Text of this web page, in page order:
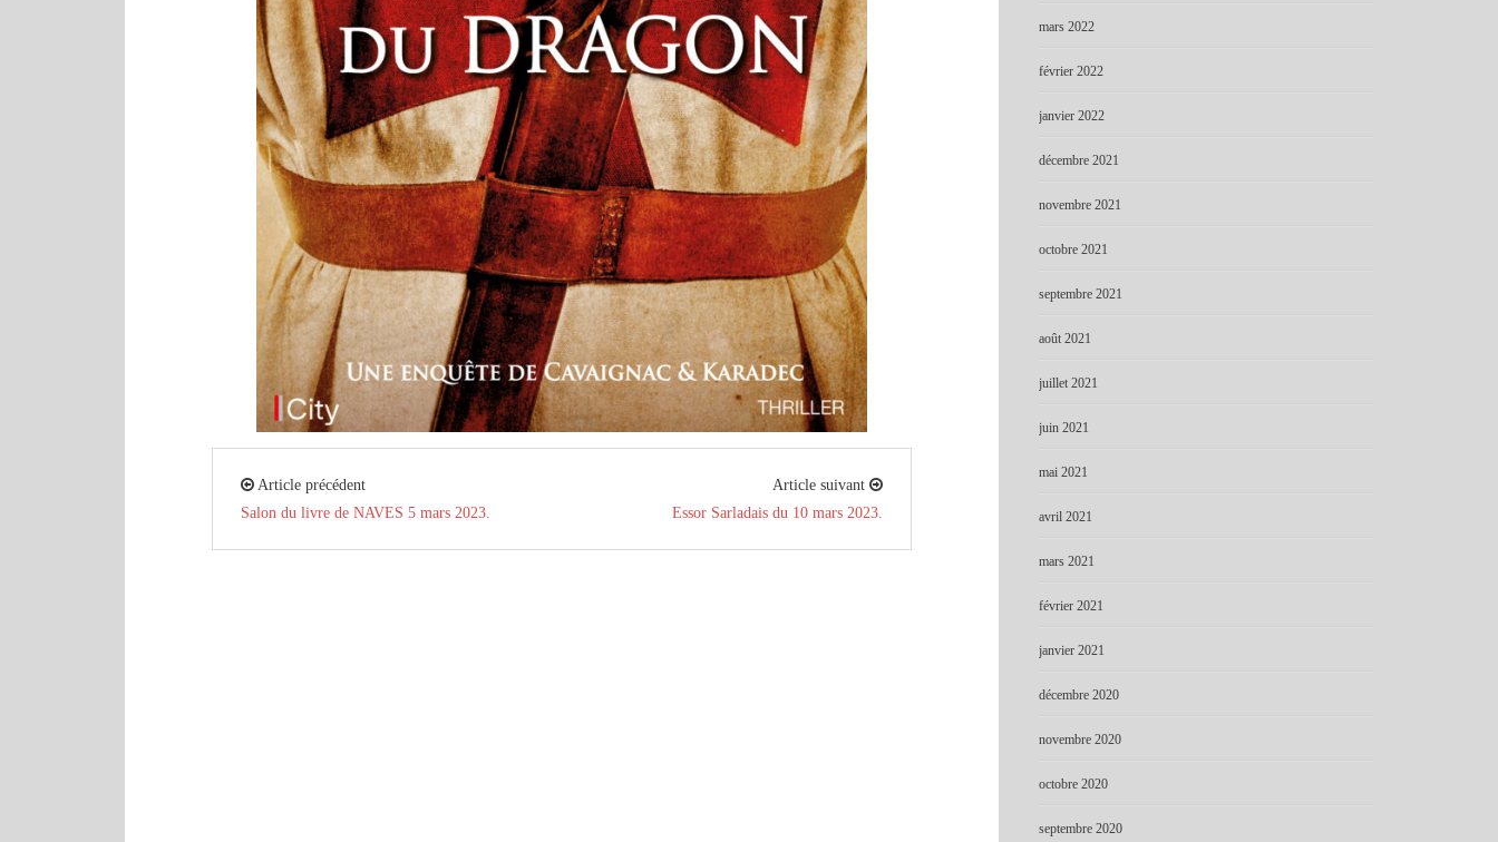
Article précédent
Salon du livre de NAVES 5 mars 2023.
Article suivant
Essor Sarladais du 10 mars 2023.
mars 2022
février 2022
janvier 2022
décembre 2021
novembre 2021
octobre 2021
septembre 2021
août 2021
juillet 2021
juin 2021
mai 2021
avril 2021
mars 2021
février 2021
janvier 2021
décembre 2020
novembre 2020
octobre 2020
septembre 2020